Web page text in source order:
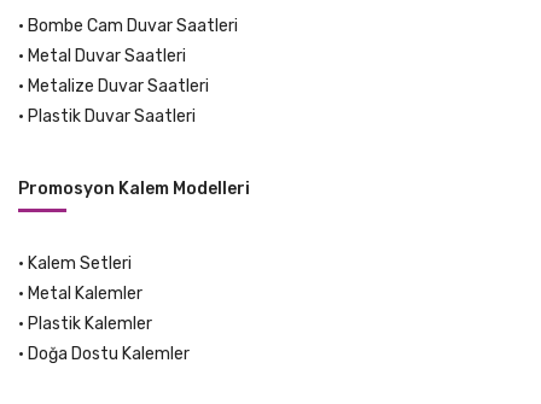
• Bombe Cam Duvar Saatleri
• Metal Duvar Saatleri
• Metalize Duvar Saatleri
• Plastik Duvar Saatleri
Promosyon Kalem Modelleri
• Kalem Setleri
• Metal Kalemler
• Plastik Kalemler
• Doğa Dostu Kalemler